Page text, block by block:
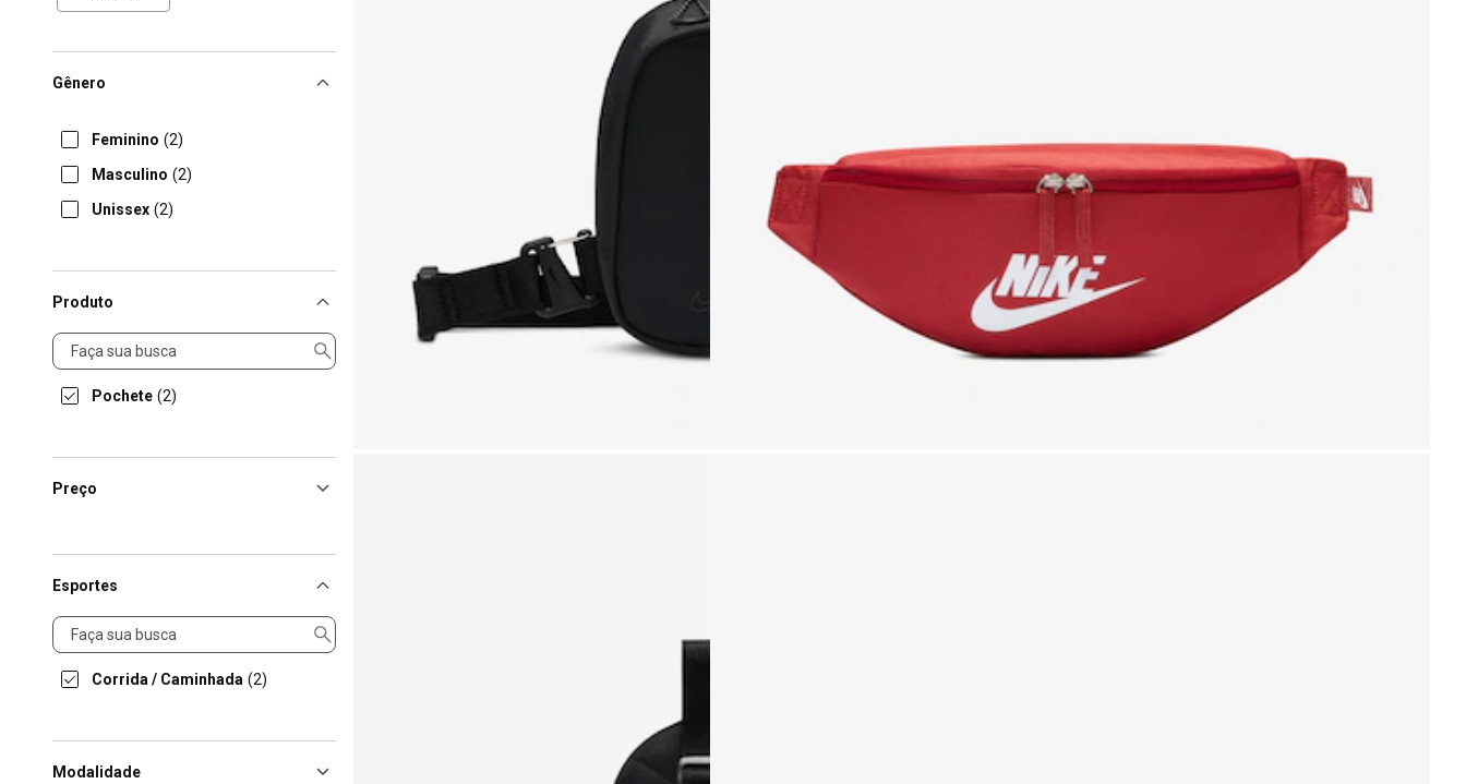
Gênero
Feminino (2)
Masculino (2)
Unissex (2)
Produto
Produto
Pochete (2)
Preço
Esportes
Esportes
Corrida / Caminhada (2)
Modalidade